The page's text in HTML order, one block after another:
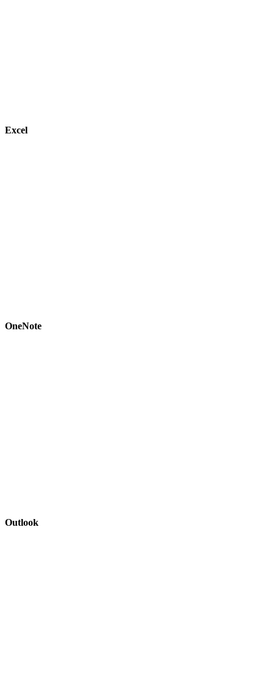
Excel
OneNote
Outlook